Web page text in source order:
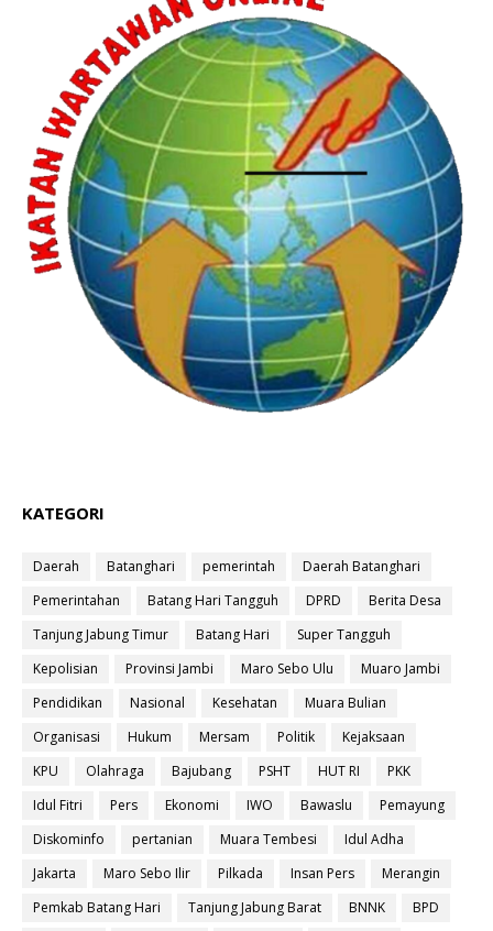
KATEGORI
Daerah Batanghari pemerintah
Daerah Batanghari
Pemerintahan
Batang Hari Tangguh DPRD
Berita Desa
Tanjung Jabung Timur
Batang Hari
Super Tangguh
Kepolisian
Provinsi Jambi Maro Sebo Ulu
Muaro Jambi
Pendidikan
Nasional Kesehatan
Muara Bulian
Organisasi
Hukum Mersam Politik
Kejaksaan
KPU
Olahraga Bajubang PSHT HUT RI
PKK
Idul Fitri
Pers Ekonomi IWO Bawaslu
Pemayung
Diskominfo
pertanian Muara Tembesi
Idul Adha
Jakarta
Maro Sebo Ilir Pilkada Insan Pers
Merangin
Pemkab Batang Hari
Tanjung Jabung Barat BNNK
BPD